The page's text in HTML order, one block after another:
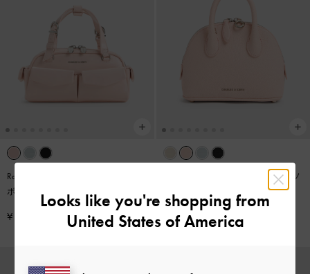
Rachel レイチェル マルチポケット
ボウリングバッグ
¥ 12,900
Beryl ベリル ボウリングバッグ
ソ
¥ 13,900
Looks like you're shopping from
United States of America